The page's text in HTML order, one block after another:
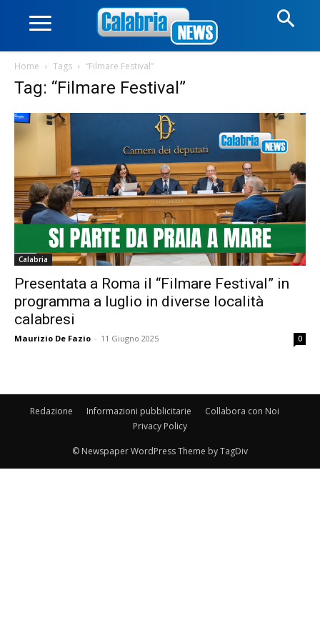
Home Tags “Filmare Festival”
Tag: “Filmare Festival”
Calabria
Presentata a Roma il “Filmare Festival” in
programma a luglio in diverse località
calabresi
Maurizio De Fazio - 11 Giugno 2025 0
Redazione Informazioni pubblicitarie
Collabora con Noi
Privacy Policy
© Newspaper WordPress Theme by TagDiv